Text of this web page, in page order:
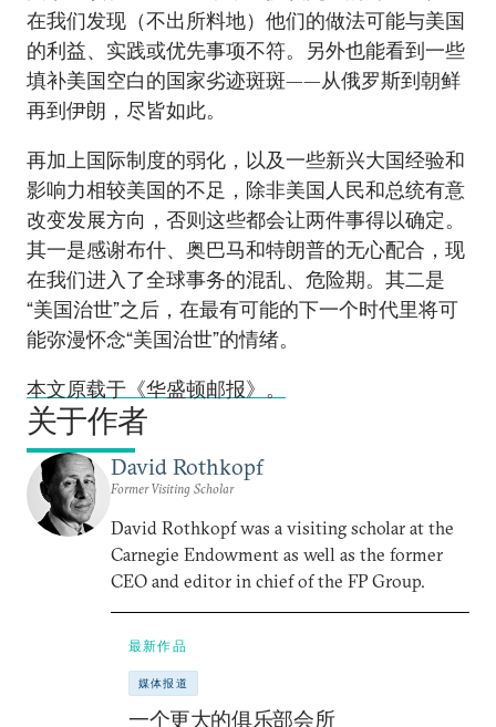
在我们发现（不出所料地）他们的做法可能与美国
的利益、实践或优先事项不符。另外也能看到一些
填补美国空白的国家劣迹斑斑——从俄罗斯到朝鲜
再到伊朗，尽皆如此。
再加上国际制度的弱化，以及一些新兴大国经验和
影响力相较美国的不足，除非美国人民和总统有意
改变发展方向，否则这些都会让两件事得以确定。
其一是感谢布什、奥巴马和特朗普的无心配合，现
在我们进入了全球事务的混乱、危险期。其二是
“美国治世”之后，在最有可能的下一个时代里将可
能弥漫怀念“美国治世”的情绪。
本文原载于《华盛顿邮报》。
关于作者
David Rothkopf
Former Visiting Scholar
David Rothkopf was a visiting scholar at the
Carnegie Endowment as well as the former
CEO and editor in chief of the FP Group.
最新作品
媒体报道
一个更大的俱乐部会所